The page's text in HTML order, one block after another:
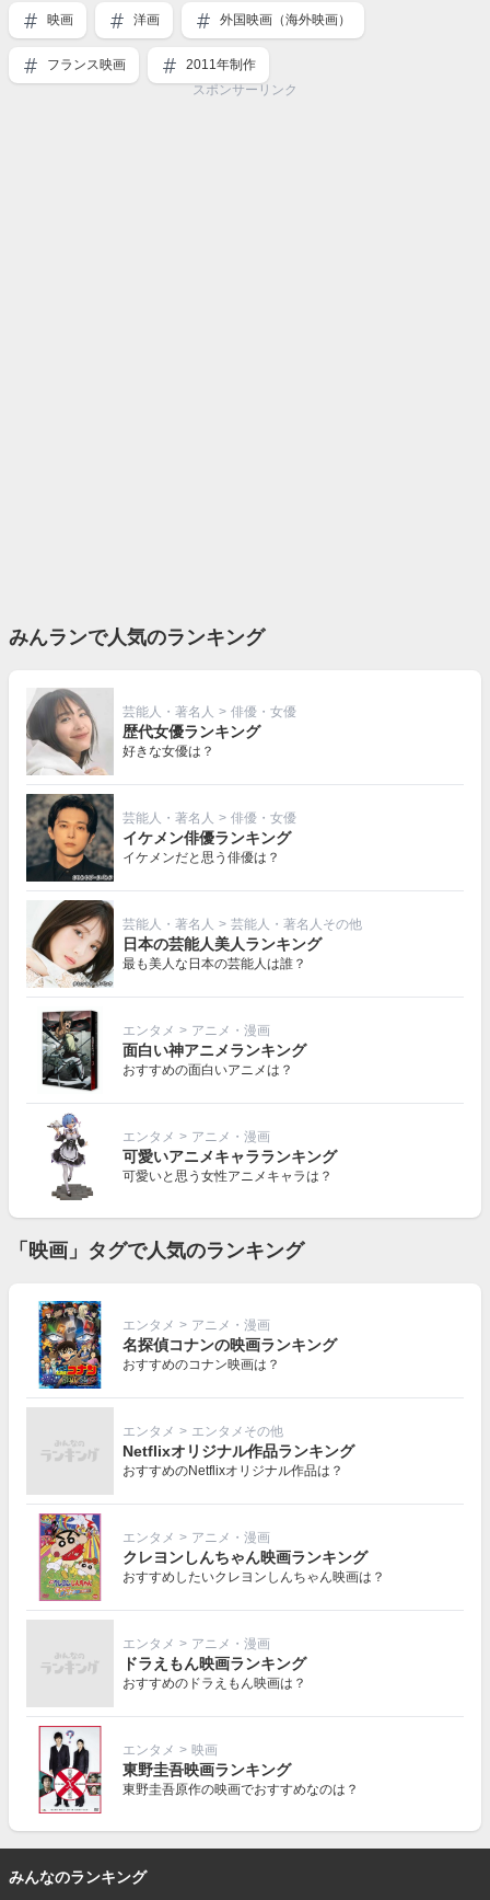
映画 洋画 外国映画（海外映画）
フランス映画
2011年制作
スポンサーリンク
みんランで人気のランキング
芸能人・著名人 > 俳優・女優
歴代女優ランキング
好きな女優は？
芸能人・著名人 > 俳優・女優
イケメン俳優ランキング
イケメンだと思う俳優は？
芸能人・著名人 > 芸能人・著名人その他
日本の芸能人美人ランキング
最も美人な日本の芸能人は誰？
エンタメ > アニメ・漫画
面白い神アニメランキング
おすすめの面白いアニメは？
エンタメ > アニメ・漫画
可愛いアニメキャラランキング
可愛いと思う女性アニメキャラは？
「映画」タグで人気のランキング
エンタメ > アニメ・漫画
名探偵コナンの映画ランキング
おすすめのコナン映画は？
エンタメ > エンタメその他
Netflixオリジナル作品ランキング
おすすめのNetflixオリジナル作品は？
エンタメ > アニメ・漫画
クレヨンしんちゃん映画ランキング
おすすめしたいクレヨンしんちゃん映画は？
エンタメ > アニメ・漫画
ドラえもん映画ランキング
おすすめのドラえもん映画は？
エンタメ > 映画
東野圭吾映画ランキング
東野圭吾原作の映画でおすすめなのは？
みんなのランキング